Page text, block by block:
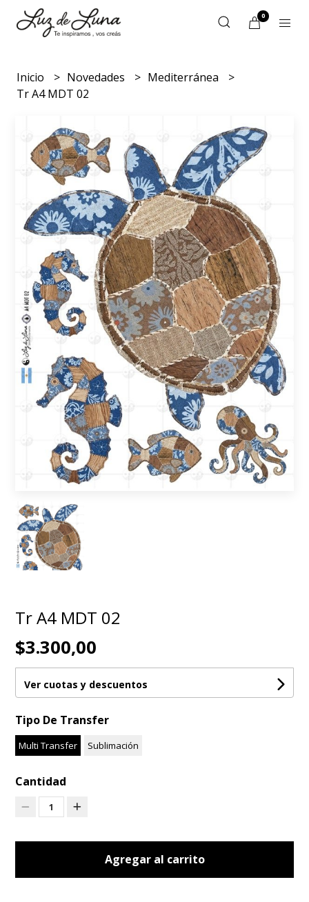
0
Inicio Novedades
Mediterránea
Tr A4 MDT 02
Tr A4 MDT 02
$3.300,00
Ver cuotas y descuentos
Tipo De Transfer
Multi Transfer Sublimación
Cantidad
1
Agregar al carrito